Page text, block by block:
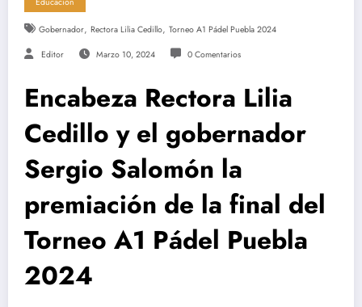
Gobernador, Rectora Lilia Cedillo, Torneo A1 Pádel Puebla 2024
Editor Marzo 10, 2024 0 Comentarios
Encabeza Rectora Lilia
Cedillo y el gobernador
Sergio Salomón la
premiación de la final del
Torneo A1 Pádel Puebla
2024